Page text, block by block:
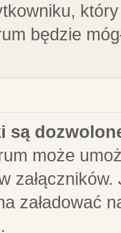
będzie
są
może
załadować